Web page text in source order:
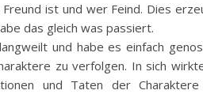
ist und wer Feind. Dies
das gleich was passiert.
und habe es einfach
zu verfolgen. In sich
und Taten der